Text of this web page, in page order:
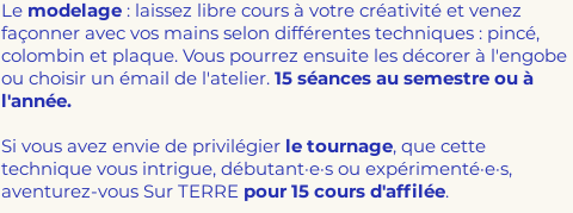
Le modelage : laissez libre cours à votre créativité et venez
façonner avec vos mains selon différentes techniques : pincé,
colombin et plaque. Vous pourrez ensuite les décorer à l'engobe
ou choisir un émail de l'atelier. 15 séances au semestre ou à
l'année.
Si vous avez envie de privilégier le tournage, que cette
technique vous intrigue, débutant·e·s ou expérimenté·e·s,
aventurez-vous Sur TERRE pour 15 cours d'affilée.